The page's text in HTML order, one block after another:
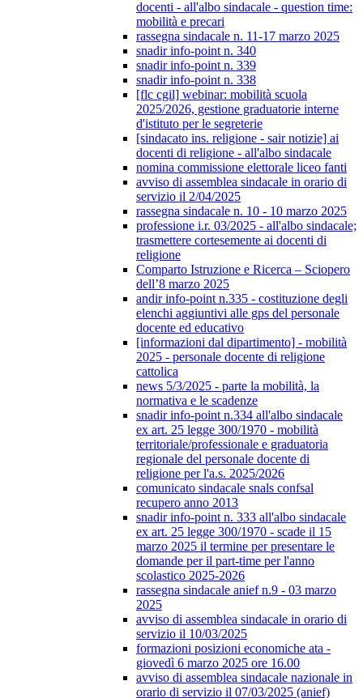
docenti - all'albo sindacale - question time:
mobilità e precari
rassegna sindacale n. 11-17 marzo 2025
snadir info-point n. 340
snadir info-point n. 339
snadir info-point n. 338
[flc cgil] webinar: mobilità scuola
2025/2026, gestione graduatorie interne
d'istituto per le segreterie
[sindacato ins. religione - sair notizie] ai
docenti di religione - all'albo sindacale
nomina commissione elettorale liceo fanti
avviso di assemblea sindacale in orario di
servizio il 2/04/2025
rassegna sindacale n. 10 - 10 marzo 2025
professione i.r. 03/2025 - all'albo sindacale;
trasmettere cortesemente ai docenti di
religione
Comparto Istruzione e Ricerca – Sciopero
dell’8 marzo 2025
andir info-point n.335 - costituzione degli
elenchi aggiuntivi alle gps del personale
docente ed educativo
[informazioni dal dipartimento] - mobilità
2025 - personale docente di religione
cattolica
news 5/3/2025 - parte la mobilità, la
normativa e le scadenze
snadir info-point n.334 all'albo sindacale
ex art. 25 legge 300/1970 - mobilità
territoriale/professionale e graduatoria
regionale del personale docente di
religione per l'a.s. 2025/2026
comunicato sindacale snals confsal
recupero anno 2013
snadir info-point n. 333 all'albo sindacale
ex art. 25 legge 300/1970 - scade il 15
marzo 2025 il termine per presentare le
domande per il part-time per l'anno
scolastico 2025-2026
rassegna sindacale anief n.9 - 03 marzo
2025
avviso di assemblea sindacale in orario di
servizio il 10/03/2025
formazioni posizioni economiche ata -
giovedì 6 marzo 2025 ore 16.00
avviso di assemblea sindacale nazionale in
orario di servizio il 07/03/2025 (anief)